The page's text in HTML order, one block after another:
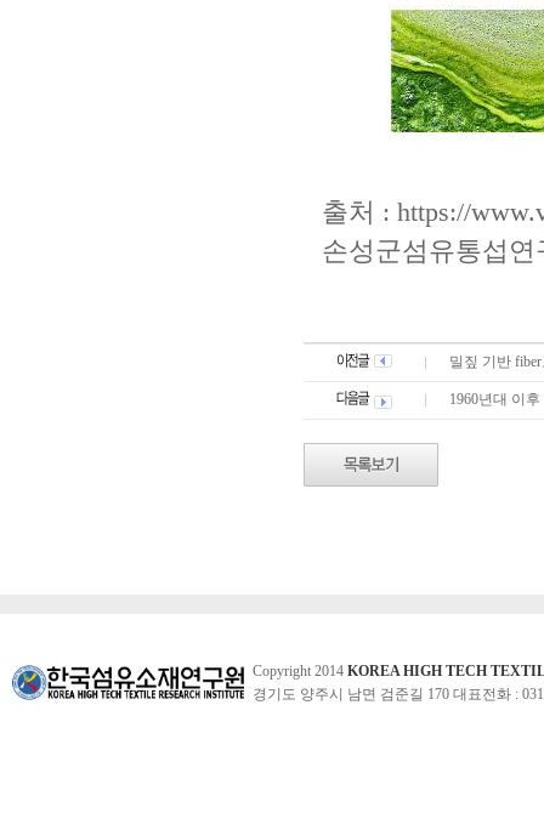
출처 : https://
손성군섬유통섭연
밀짚 기반
1960년대 이
Copyright 2014 KOREA HIGH TECH
경기도 양주시 남면 검준길 170 대표전화 :